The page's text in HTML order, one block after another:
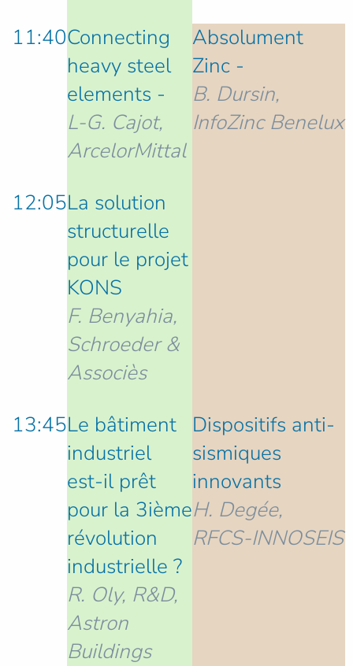
11:40Connecting
heavy steel
elements -
L-G. Cajot,
ArcelorMittal
Absolument
Zinc -
B. Dursin,
InfoZinc Benelux
12:05La solution
structurelle
pour le projet
KONS
F. Benyahia,
Schroeder &
Associès
13:45Le bâtiment
industriel
est-il prêt
pour la 3ième
révolution
industrielle ?
R. Oly, R&D,
Astron
Buildings
Dispositifs anti-
sismiques
innovants
H. Degée,
RFCS-INNOSEIS